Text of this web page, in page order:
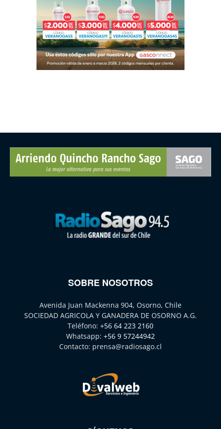
SOBRE NOSOTROS
Avenida Juan Mackenna 904, Osorno, Chile
SOCIEDAD AGRICOLA Y GANADERA DE OSORNO A.G.
Teléfono: +56 64 223 2160
Whatsapp: +56 9 57244942
Contacto: prensa@radiosago.cl